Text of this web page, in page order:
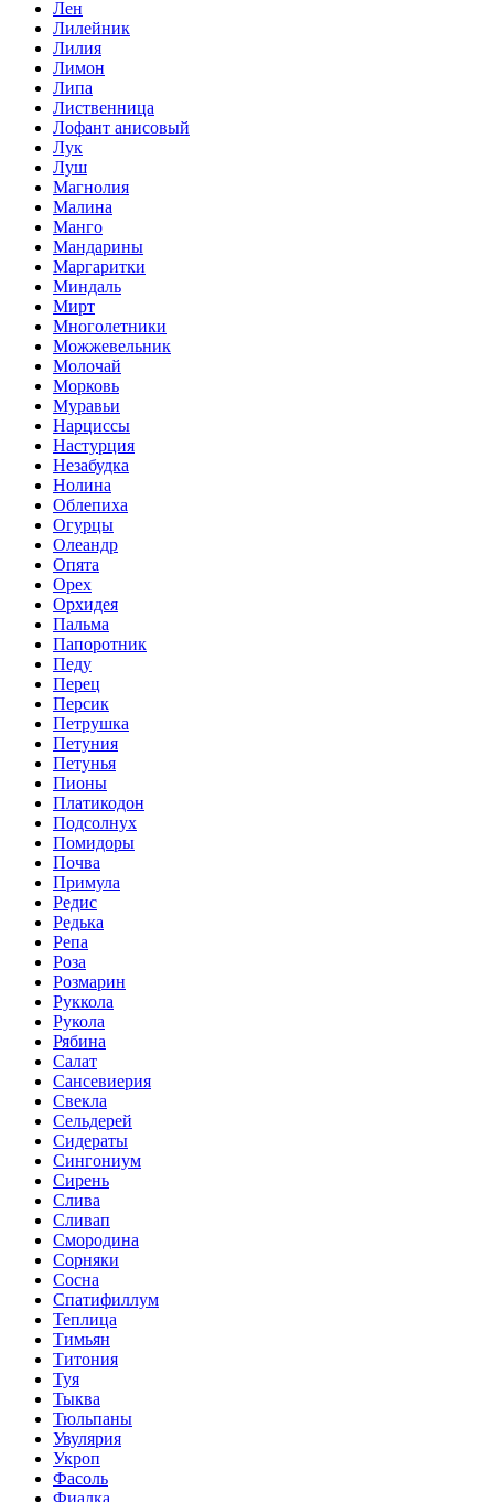
Лен
Лилейник
Лилия
Лимон
Липа
Лиственница
Лофант анисовый
Лук
Луш
Магнолия
Малина
Манго
Мандарины
Маргаритки
Миндаль
Мирт
Многолетники
Можжевельник
Молочай
Морковь
Муравьи
Нарциссы
Настурция
Незабудка
Нолина
Облепиха
Огурцы
Олеандр
Опята
Орех
Орхидея
Пальма
Папоротник
Педу
Перец
Персик
Петрушка
Петуния
Петунья
Пионы
Платикодон
Подсолнух
Помидоры
Почва
Примула
Редис
Редька
Репа
Роза
Розмарин
Руккола
Рукола
Рябина
Салат
Сансевиерия
Свекла
Сельдерей
Сидераты
Сингониум
Сирень
Слива
Сливап
Смородина
Сорняки
Сосна
Спатифиллум
Теплица
Тимьян
Титония
Туя
Тыква
Тюльпаны
Увулярия
Укроп
Фасоль
Фиалка